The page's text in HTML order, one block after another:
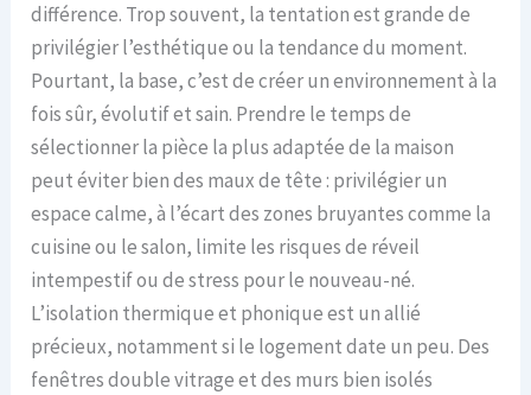
différence. Trop souvent, la tentation est grande de
privilégier l’esthétique ou la tendance du moment.
Pourtant, la base, c’est de créer un environnement à la
fois sûr, évolutif et sain. Prendre le temps de
sélectionner la pièce la plus adaptée de la maison
peut éviter bien des maux de tête : privilégier un
espace calme, à l’écart des zones bruyantes comme la
cuisine ou le salon, limite les risques de réveil
intempestif ou de stress pour le nouveau-né.
L’isolation thermique et phonique est un allié
précieux, notamment si le logement date un peu. Des
fenêtres double vitrage et des murs bien isolés